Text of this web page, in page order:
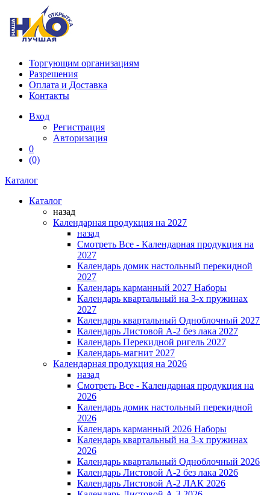
Торгующим организациям
Разрешения
Оплата и Доставка
Контакты
Вход
Регистрация
Авторизация
0
(0)
Каталог
Каталог
назад
Календарная продукция на 2027
назад
Смотреть Все - Календарная продукция на
2027
Календарь домик настольный перекидной
2027
Календарь карманный 2027 Наборы
Календарь квартальный на 3-х пружинах
2027
Календарь квартальный Одноблочный 2027
Календарь Листовой А-2 без лака 2027
Календарь Перекидной ригель 2027
Календарь-магнит 2027
Календарная продукция на 2026
назад
Смотреть Все - Календарная продукция на
2026
Календарь домик настольный перекидной
2026
Календарь карманный 2026 Наборы
Календарь квартальный на 3-х пружинах
2026
Календарь квартальный Одноблочный 2026
Календарь Листовой А-2 без лака 2026
Календарь Листовой А-2 ЛАК 2026